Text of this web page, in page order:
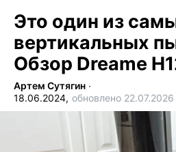
Это один из
вертикальных
Обзор Dreame
Артем Сутягин ∙
18.06.2024, обновлено 22.07.2026